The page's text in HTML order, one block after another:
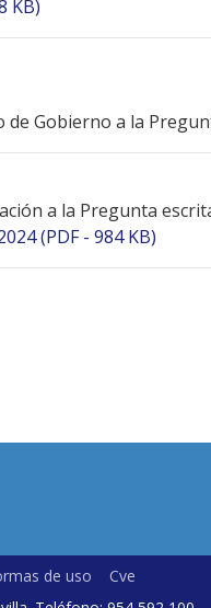
KB)
de Gobierno a la
a la Pregunta
(PDF - 984 KB)
de uso
Cve